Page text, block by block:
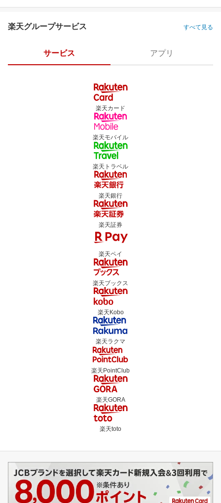
楽天グループサービス すべて見る
サービス アプリ
楽天カード
楽天モバイル
楽天トラベル
楽天銀行
楽天証券
楽天ペイ
楽天ブックス
楽天Kobo
楽天ラクマ
楽天PointClub
楽天GORA
楽天toto